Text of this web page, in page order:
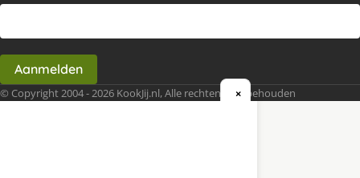
Aanmelden
© Copyright 2004 - 2026 KookJij.nl, Alle rechten voorbehouden
×